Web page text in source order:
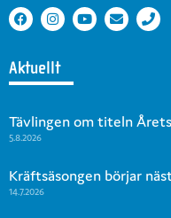
Aktuellt
Tävlingen om titeln
5.8.2026
Kräftsäsongen börjar
14.7.2026